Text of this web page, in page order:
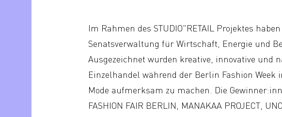
Im Rahmen des STUDIO"RETAIL Projektes
Senatsverwaltung für Wirtschaft, Energie und
Ausgezeichnet wurden kreative, innovative und
Einzelhandel während der Berlin Fashion
Mode aufmerksam zu machen. Die
FASHION FAIR BERLIN, MANAKAA PROJECT,